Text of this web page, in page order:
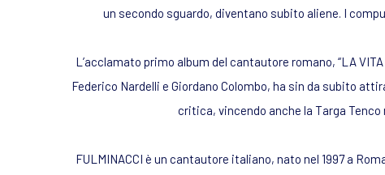
un secondo sguardo, diventano subito aliene. I
L’acclamato primo album del cantautore romano, “LA
Federico Nardelli e Giordano Colombo, ha sin da subito
critica, vincendo anche la Targa Tenco
FULMINACCI è un cantautore italiano, nato nel 1997 a